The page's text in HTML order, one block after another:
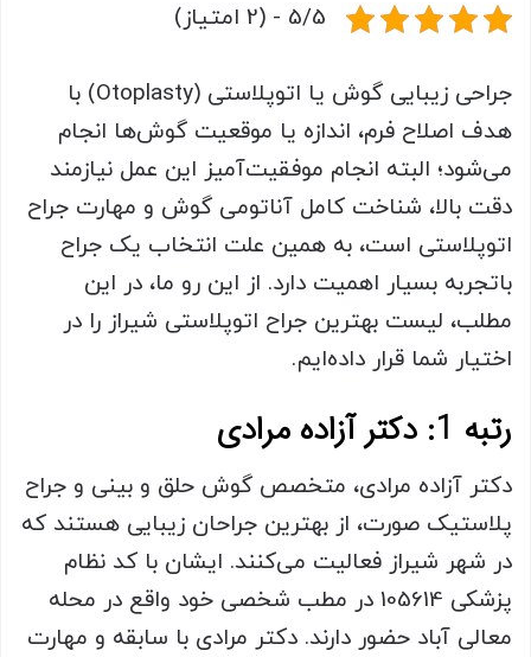
5/5 - (2 امتیاز)
جراحی زیبایی گوش یا اتوپلاستی (Otoplasty) با
هدف اصلاح فرم، اندازه یا موقعیت گوش‌ها انجام
می‌شود؛ البته انجام موفقیت‌آمیز این عمل نیازمند
دقت بالا، شناخت کامل آناتومی گوش و مهارت جراح
اتوپلاستی است، به همین علت انتخاب یک جراح
باتجربه بسیار اهمیت دارد. از این‌ رو ما، در این
مطلب، لیست بهترین جراح اتوپلاستی شیراز را در
اختیار شما قرار داده‌ایم.
رتبه 1: دکتر آزاده مرادی
دکتر آزاده مرادی، متخصص گوش حلق و بینی و جراح
پلاستیک صورت، از بهترین جراحان زیبایی هستند که
در شهر شیراز فعالیت می‌کنند. ایشان با کد نظام
پزشکی 105614 در مطب شخصی خود واقع در محله
معالی آباد حضور دارند. دکتر مرادی با سابقه و مهارت